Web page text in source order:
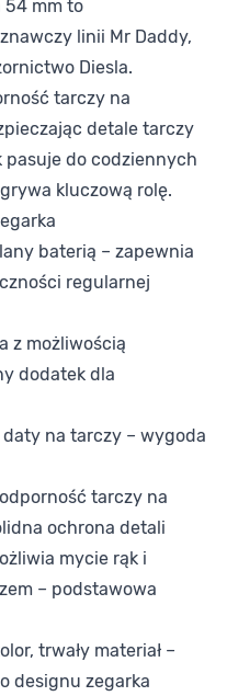
54 mm to
linii Mr Daddy,
Diesla.
tarczy na
detale tarczy
pasuje do codziennych
kluczową rolę.
baterią – zapewnia
regularnej
z możliwością
dodatek dla
na tarczy – wygoda
tarczy na
ochrona detali
mycie rąk i
– podstawowa
trwały materiał –
designu zegarka